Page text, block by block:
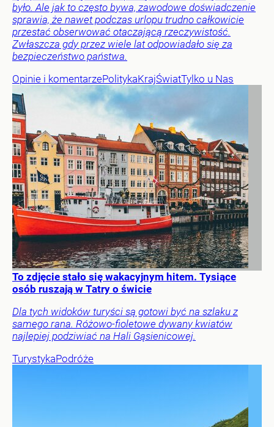
było. Ale jak to często bywa, zawodowe doświadczenie
sprawia, że nawet podczas urlopu trudno całkowicie
przestać obserwować otaczającą rzeczywistość.
Zwłaszcza gdy przez wiele lat odpowiadało się za
bezpieczeństwo państwa.
Opinie i komentarzePolitykaKrajŚwiatTylko u Nas
To zdjęcie stało się wakacyjnym hitem. Tysiące
osób ruszają w Tatry o świcie
Dla tych widoków turyści są gotowi być na szlaku z
samego rana. Różowo-fioletowe dywany kwiatów
najlepiej podziwiać na Hali Gąsienicowej.
TurystykaPodróże